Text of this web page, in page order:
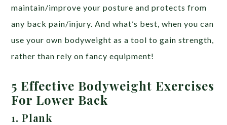
maintain/improve your posture and protects from
any back pain/injury. And what’s best, when you can
use your own bodyweight as a tool to gain strength,
rather than rely on fancy equipment!
5 Effective Bodyweight Exercises
For Lower Back
1. Plank